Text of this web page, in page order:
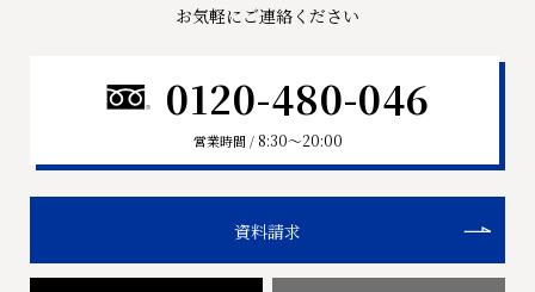
お気軽にご連絡ください
0120-480-046
営業時間 / 8:30〜20:00
資料請求